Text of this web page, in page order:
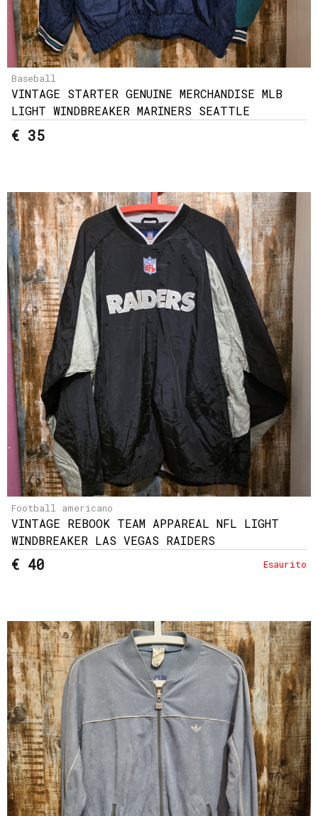
Baseball
VINTAGE STARTER GENUINE MERCHANDISE MLB
LIGHT WINDBREAKER MARINERS SEATTLE
€ 35
Football americano
VINTAGE REBOOK TEAM APPAREAL NFL LIGHT
WINDBREAKER LAS VEGAS RAIDERS
€ 40 Esaurito